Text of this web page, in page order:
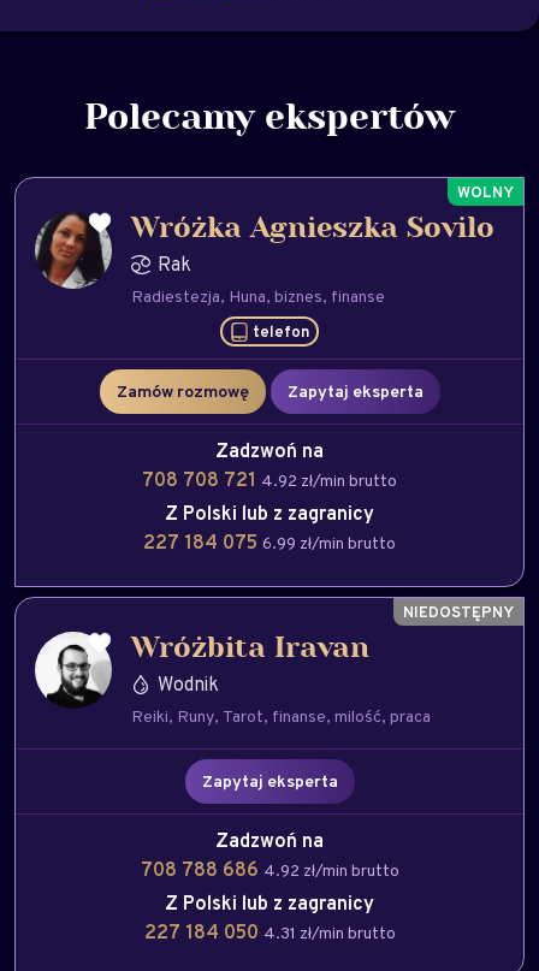
Polecamy ekspertów
Wróżka Agnieszka Sovilo
Rak
Radiestezja Huna biznes finanse
telefon
Zamów rozmowę Zapytaj eksperta
Zadzwoń na
708 708 721 4.92 zł/min brutto
Z Polski lub z zagranicy
227 184 075 6.99 zł/min brutto
Wróżbita Iravan
Wodnik
Reiki Runy Tarot finanse milość praca
Zapytaj eksperta
Zadzwoń na
708 788 686 4.92 zł/min brutto
Z Polski lub z zagranicy
227 184 050 4.31 zł/min brutto